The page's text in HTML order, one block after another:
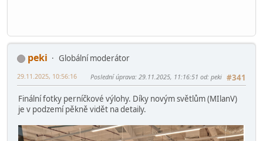
peki
Globální moderátor
#341
29.11.2025, 10:56:16 Poslední úprava: 29.11.2025, 11:16:51 od: peki
Finální fotky perníčkové výlohy. Díky novým světlům (MIlanV)
je v podzemí pěkně vidět na detaily.